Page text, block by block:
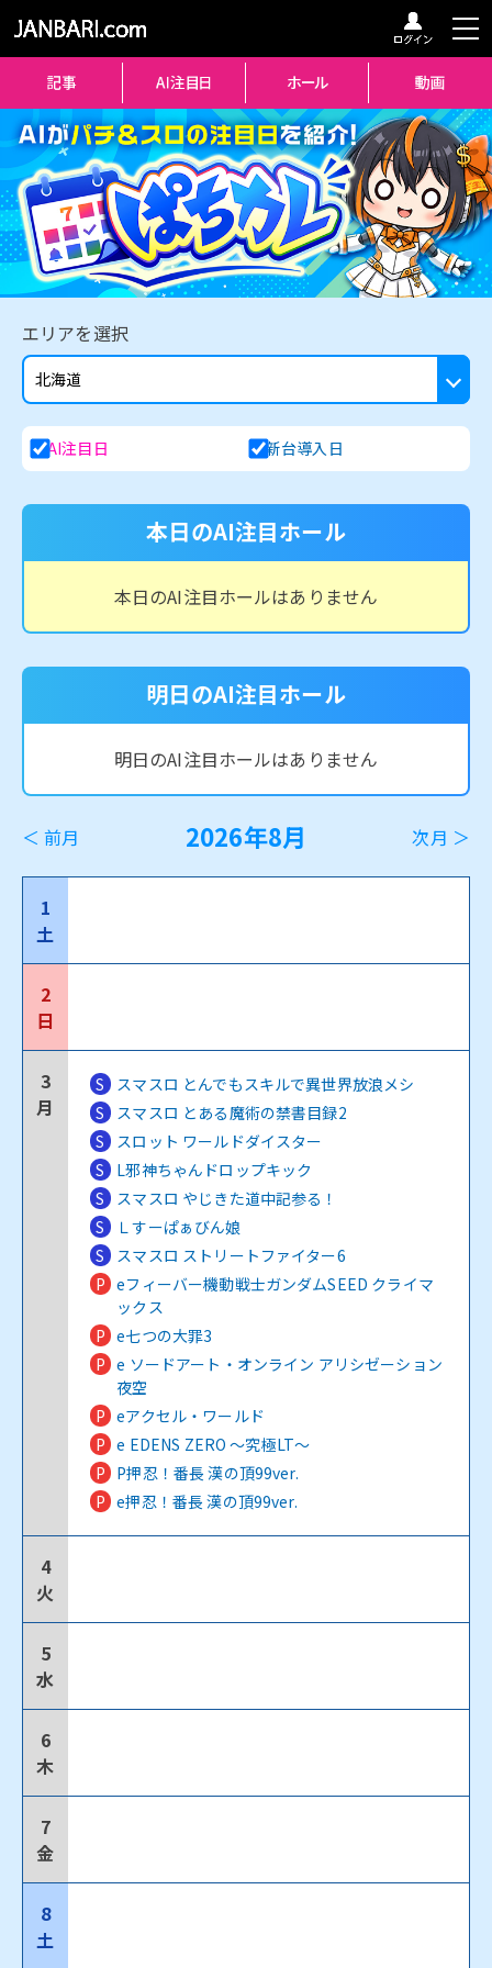
エリアを選択
AI注目日 新台導入日
本日のAI注目ホール
本日のAI注目ホールはありません
明日のAI注目ホール
明日のAI注目ホールはありません
＜ 前月 2026年8月 次月 ＞
1
土
2
日
3
月
S
スマスロ とんでもスキルで異世界放浪メシ
S
スマスロ とある魔術の禁書目録2
S
スロット ワールドダイスター
S
L邪神ちゃんドロップキック
S
スマスロ やじきた道中記参る！
S
Ｌすーぱぁびん娘
S
スマスロ ストリートファイター6
P eフィーバー機動戦士ガンダムSEED クライマ
ックス
P e七つの大罪3
P e ソードアート・オンライン アリシゼーション
夜空
P eアクセル・ワールド
P e EDENS ZERO ～究極LT～
P P押忍！番長 漢の頂99ver.
P e押忍！番長 漢の頂99ver.
4
火
5
水
6
木
7
金
8
土